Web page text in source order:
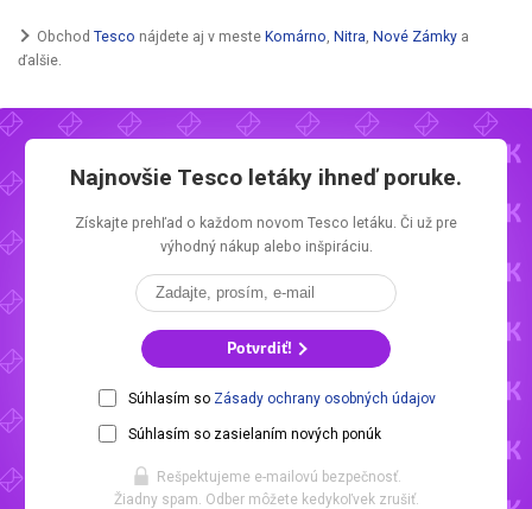
Obchod Tesco nájdete aj v meste Komárno Nitra Nové Zámky a
ďalšie.
Najnovšie Tesco letáky ihneď poruke.
Získajte prehľad o každom novom Tesco letáku. Či už pre
výhodný nákup alebo inšpiráciu.
Potvrdiť!
Súhlasím so Zásady ochrany osobných údajov
Súhlasím so zasielaním nových ponúk
Rešpektujeme e-mailovú bezpečnosť.
Žiadny spam. Odber môžete kedykoľvek zrušiť.